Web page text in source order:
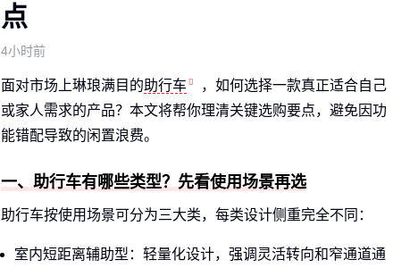
点
4小时前
面对市场上琳琅满目的助行车
，如何选择一款真正适合自己
或家人需求的产品？本文将帮你理清关键选购要点，避免因功
能错配导致的闲置浪费。
一、助行车有哪些类型？先看使用场景再选
助行车按使用场景可分为三大类，每类设计侧重完全不同：
室内短距离辅助型：轻量化设计，强调灵活转向和窄通道通